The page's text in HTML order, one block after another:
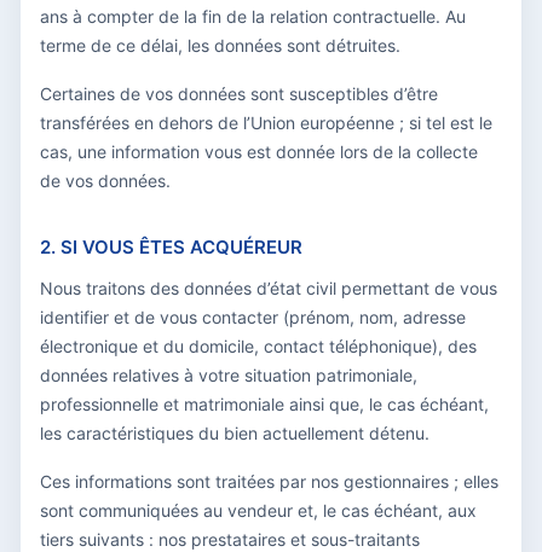
ans à compter de la fin de la relation contractuelle. Au
terme de ce délai, les données sont détruites.
Certaines de vos données sont susceptibles d’être
transférées en dehors de l’Union européenne ; si tel est le
cas, une information vous est donnée lors de la collecte
de vos données.
2. SI VOUS ÊTES ACQUÉREUR
Nous traitons des données d’état civil permettant de vous
identifier et de vous contacter (prénom, nom, adresse
électronique et du domicile, contact téléphonique), des
données relatives à votre situation patrimoniale,
professionnelle et matrimoniale ainsi que, le cas échéant,
les caractéristiques du bien actuellement détenu.
Ces informations sont traitées par nos gestionnaires ; elles
sont communiquées au vendeur et, le cas échéant, aux
tiers suivants : nos prestataires et sous-traitants